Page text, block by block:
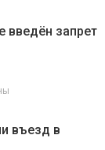
введён запрет
въезд в